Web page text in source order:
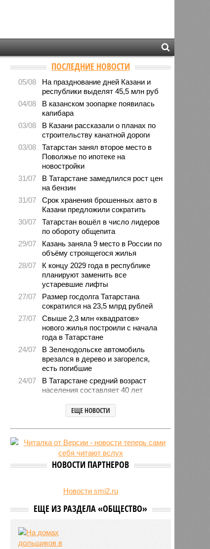
ПОСЛЕДНИЕ НОВОСТИ
05/08
На празднование дней Казани и
республики выделят 45,5 млн руб
04/08
В казанском зоопарке появилась
капибара
03/08
В Казани рассказали о планах по
строительству канатной дороги
03/08
Татарстан занял второе место в
Поволжье по ипотеке на
новостройки
31/07
В Татарстане замедлился рост цен
на бензин
31/07
Срок хранения брошенных авто в
Казани предложили сократить
30/07
Татарстан вошёл в число лидеров
по обороту общепита
29/07
Казань заняла 9 место в России по
объёму строящегося жилья
28/07
К концу 2029 года в республике
планируют заменить все
устаревшие лифты
27/07
Размер госдолга Татарстана
сократился на 23,5 млрд рублей
27/07
Свыше 2,3 млн «квадратов»
нового жилья построили с начала
года в Татарстане
24/07
В Зеленодольске автомобиль
врезался в дерево и загорелся,
есть погибшие
24/07
В Татарстане средний возраст
населения составляет 40 лет
Продажи новых авто
экономкласса в Татарстане
активировались с новой схемой
обмана с наличными через
банкомат
ЕЩЕ НОВОСТИ
НОВОСТИ ПАРТНЕРОВ
Новости smi2.ru
ЕЩЕ ИЗ РАЗДЕЛА «ОБЩЕСТВО»